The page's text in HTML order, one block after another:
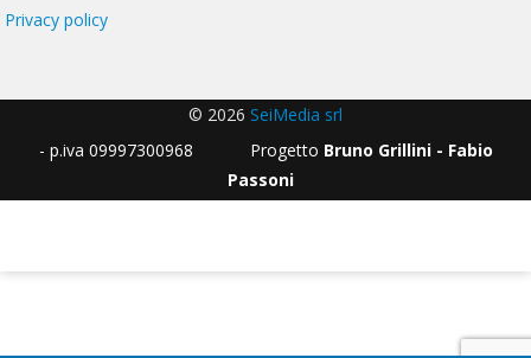
Privacy policy
© 2026 SeiMedia srl
- p.iva 09997300968 Progetto Bruno Grillini - Fabio
Passoni